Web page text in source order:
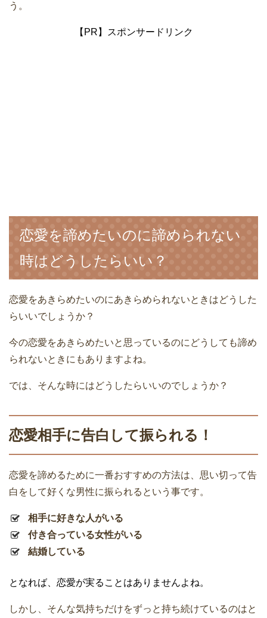
う。
【PR】スポンサードリンク
恋愛を諦めたいのに諦められない
時はどうしたらいい？
恋愛をあきらめたいのにあきらめられないときはどうした
らいいでしょうか？
今の恋愛をあきらめたいと思っているのにどうしても諦め
られないときにもありますよね。
では、そんな時にはどうしたらいいのでしょうか？
恋愛相手に告白して振られる！
恋愛を諦めるために一番おすすめの方法は、思い切って告
白をして好くな男性に振られるという事です。
相手に好きな人がいる
付き合っている女性がいる
結婚している
となれば、恋愛が実ることはありませんよね。
しかし、そんな気持ちだけをずっと持ち続けているのはと